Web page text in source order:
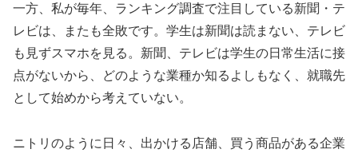
一方、私が毎年、ランキング調査で注目している新聞・テ
レビは、またも全敗です。学生は新聞は読まない、テレビ
も見ずスマホを見る。新聞、テレビは学生の日常生活に接
点がないから、どのような業種か知るよしもなく、就職先
として始めから考えていない。
ニトリのように日々、出かける店舗、買う商品がある企業